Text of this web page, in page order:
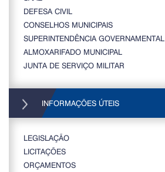
DEFESA CIVIL
CONSELHOS MUNICIPAIS
SUPERINTENDÊNCIA GOVERNAMENTAL
ALMOXARIFADO MUNICIPAL
JUNTA DE SERVIÇO MILITAR
INFORMAÇÕES ÚTEIS
LEGISLAÇÃO
LICITAÇÕES
ORÇAMENTOS